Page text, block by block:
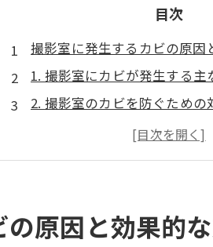
目次
撮影室に発生するカビの原因
1. 撮影室にカビが発生する主
2. 撮影室のカビを防ぐための
3. カビが発生してしまった場
まとめ
原因と効果的